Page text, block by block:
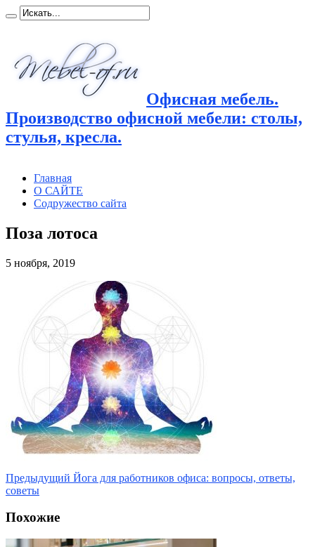
Офисная мебель.
Производство офисной мебели: столы,
стулья, кресла.
Главная
О САЙТЕ
Содружество сайта
Поза лотоса
5 ноября, 2019
Предыдущий Йога для работников офиса: вопросы, ответы,
советы
Похожие